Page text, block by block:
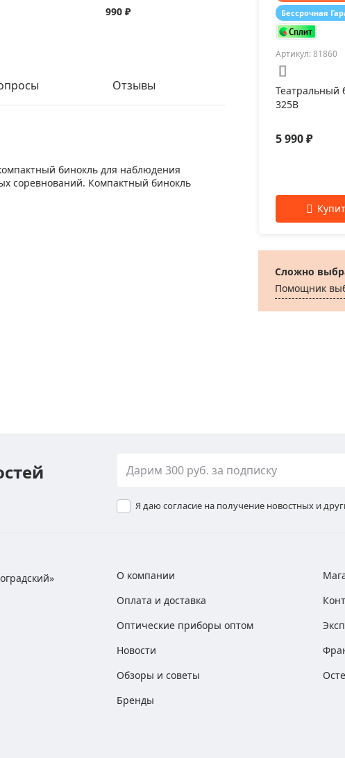
990 ₽
Отзывы
бинокль для наблюдения
соревнований. Компактный бинокль
Бессрочная
Артикул: 81860
Театральный
325B
5 990 ₽
Сложно
Помощник
Я даю согласие на получение новостных и
О компании
Оплата и доставка
Оптические приборы оптом
Новости
Обзоры и советы
Бренды